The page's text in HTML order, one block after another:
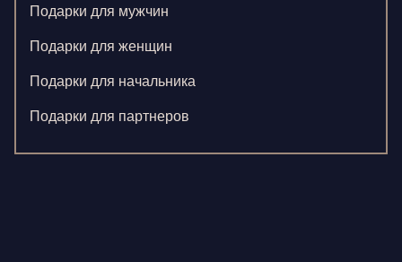
Корнилова В.
Ларионова С.
Левушкина Н.
Ненажный А.
Олонцев О.
Подарки для мужчин
Подарки для женщин
Подарки для начальника
Подарки для партнеров